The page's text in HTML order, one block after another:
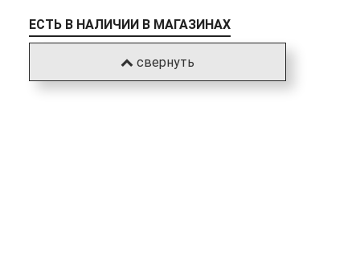
ЕСТЬ В НАЛИЧИИ В МАГАЗИНАХ
свернуть